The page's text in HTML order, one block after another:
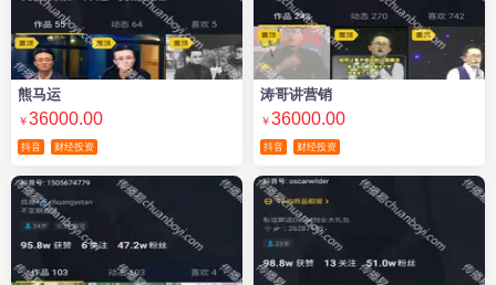
熊马运
￥36000.00
抖音 财经投资
涛哥讲营销
￥36000.00
抖音 财经投资